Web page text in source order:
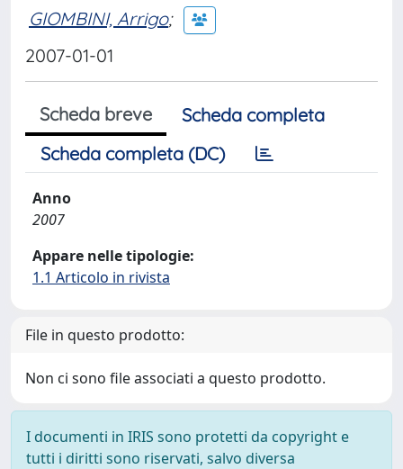
GIOMBINI, Arrigo;
2007-01-01
Scheda breve
Scheda completa
Scheda completa (DC)
Anno
2007
Appare nelle tipologie:
1.1 Articolo in rivista
File in questo prodotto:
Non ci sono file associati a questo prodotto.
I documenti in IRIS sono protetti da copyright e
tutti i diritti sono riservati, salvo diversa